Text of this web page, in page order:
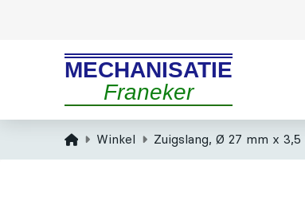
MECHANISATIE
Franeker
HomeWinkel Zuigslang, Ø 27 mm x 3,5